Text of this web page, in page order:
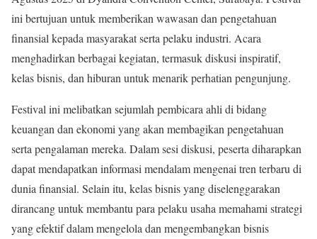
ini bertujuan untuk memberikan wawasan dan pengetahuan
finansial kepada masyarakat serta pelaku industri. Acara
menghadirkan berbagai kegiatan, termasuk diskusi inspiratif,
kelas bisnis, dan hiburan untuk menarik perhatian pengunjung.
Festival ini melibatkan sejumlah pembicara ahli di bidang
keuangan dan ekonomi yang akan membagikan pengetahuan
serta pengalaman mereka. Dalam sesi diskusi, peserta diharapkan
dapat mendapatkan informasi mendalam mengenai tren terbaru di
dunia finansial. Selain itu, kelas bisnis yang diselenggarakan
dirancang untuk membantu para pelaku usaha memahami strategi
yang efektif dalam mengelola dan mengembangkan bisnis